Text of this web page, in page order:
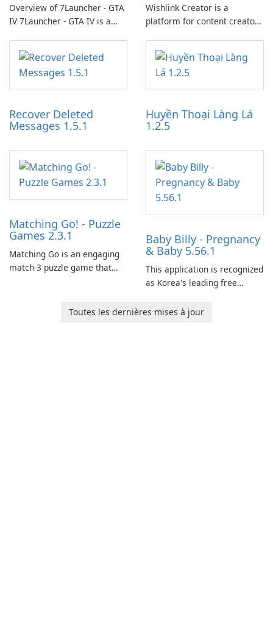
Overview of 7Launcher - GTA
IV 7Launcher - GTA IV is a
application designed to
optimize the gaming
experience for Grand Theft
Auto IV.
Wishlink Creator is a
platform for content creators
work through built-in brand
partnerships and integrated
tools for content distribution
and audience engagement.
Recover Deleted
Messages 1.5.1
Huyền Thoại Làng Lá
1.2.5
Matching Go! - Puzzle
Games 2.3.1
Matching Go is an engaging
match-3 puzzle game that
Ollie, on an adventurous
Baby Billy - Pregnancy
& Baby 5.56.1
This application is recognized
as Korea's leading free
baby tracking, offering
Toutes les dernières mises à jour